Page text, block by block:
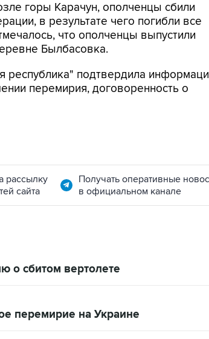
горы Карачун, ополченцы сбили
в результате чего погибли все
что ополченцы выпустили
Былбасовка.
республика" подтвердила
перемирия, договоренность о
рассылку
сайта
Получать оперативные
в официальном канале
о сбитом вертолете
перемирие на Украине